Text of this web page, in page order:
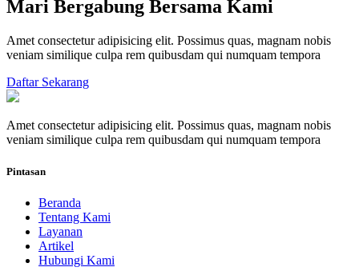
Mari Bergabung Bersama Kami
Amet consectetur adipisicing elit. Possimus quas, magnam nobis
veniam similique culpa rem quibusdam qui numquam tempora
Daftar Sekarang
Amet consectetur adipisicing elit. Possimus quas, magnam nobis
veniam similique culpa rem quibusdam qui numquam tempora
Pintasan
Beranda
Tentang Kami
Layanan
Artikel
Hubungi Kami